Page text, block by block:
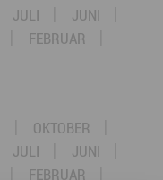
JULI
JUNI
FEBRUAR
OKTOBER
JULI
JUNI
FEBRUAR